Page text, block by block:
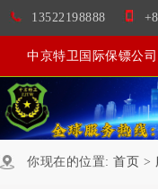
13522198888
中京特卫国际保镖公司
你现在的位置: 首页 >